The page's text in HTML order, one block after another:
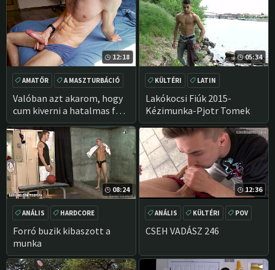
12:18
Valóban azt akarom, hogy
cum kiverni a hatalmas fa,
valamint a Flash, hogy a
tökéletes test, fantázia,
hogy én akarom, hogy szar
a kakas You170
AMATŐR
A MASZTURBÁCIÓ
NAGY FASZ
05:34
Lakókocsi Fiúk 2015-
Kézimunka-Pjotr Tomek
KÜLTÉRI
LATIN
KÉZIMUNKA
POV
08:24
Forró buzik kibaszott a
munka
ANÁLIS
HARDCORE
SZOPÁS
BARNA
12:36
CSEH VADÁSZ 246
ANÁLIS KÜLTÉRI
POV
NYILVÁNOS